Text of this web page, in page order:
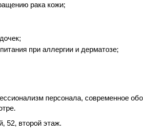
рака кожи;
при аллергии и дерматозе;
персонала, современное
52, второй этаж.